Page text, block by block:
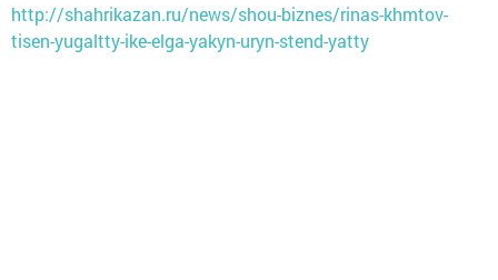
http://shahrikazan.ru/news/shou-biznes/rinas-khmtov-
tisen-yugaltty-ike-elga-yakyn-uryn-stend-yatty